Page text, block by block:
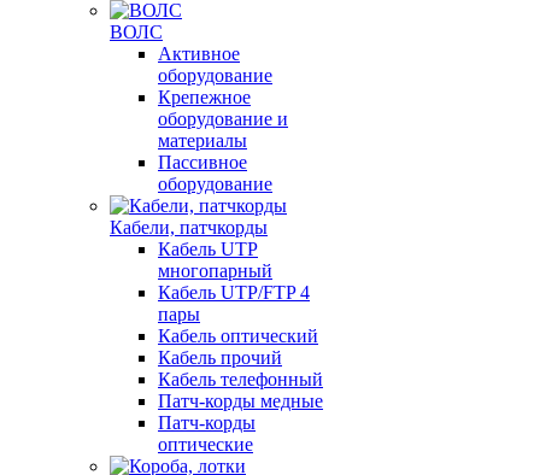
ВОЛС
Активное
оборудование
Крепежное
оборудование и
материалы
Пассивное
оборудование
Кабели, патчкорды
Кабель UTP
многопарный
Кабель UTP/FTP 4
пары
Кабель оптический
Кабель прочий
Кабель телефонный
Патч-корды медные
Патч-корды
оптические